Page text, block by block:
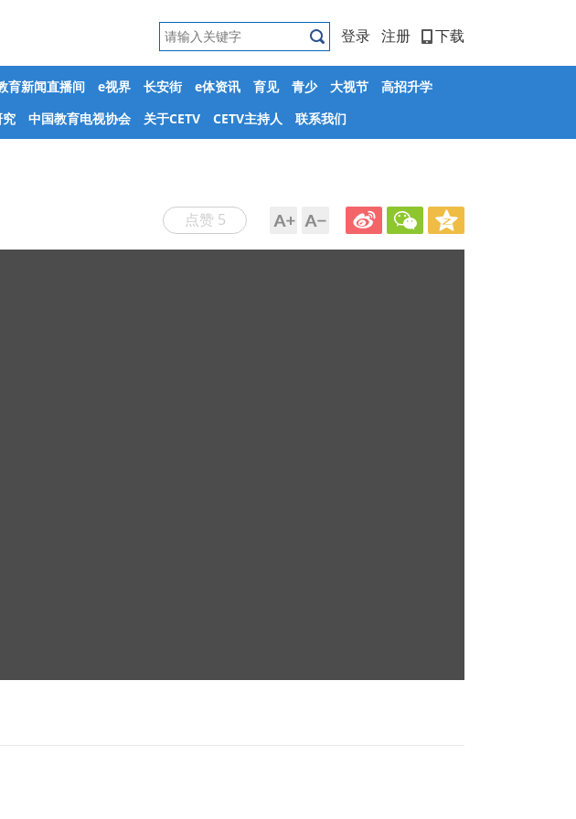
登录 注册 下载
育新闻直播间 e视界 长安街 e体资讯 育见 青少 大视节
高招升学
中国教育电视协会 关于CETV CETV主持人 联系我们
点赞 5